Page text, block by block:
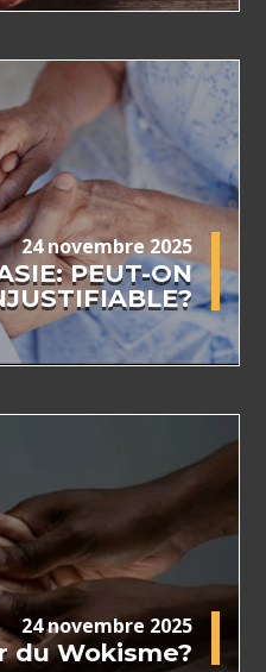
24 novembre 2025
PEUT-ON
24 novembre 2025
du Wokisme?